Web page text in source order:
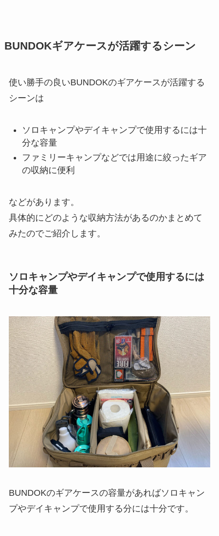
BUNDOKギアケースが活躍するシーン
使い勝手の良いBUNDOKのギアケースが活躍する
シーンは
ソロキャンプやデイキャンプで使用するには十
分な容量
ファミリーキャンプなどでは用途に絞ったギア
の収納に便利
などがあります。
具体的にどのような収納方法があるのかまとめて
みたのでご紹介します。
ソロキャンプやデイキャンプで使用するには
十分な容量
BUNDOKのギアケースの容量があればソロキャン
プやデイキャンプで使用する分には十分です。